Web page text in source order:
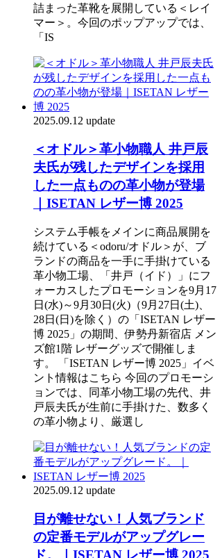
詰まった革靴を展開している＜レイ
マー＞。今回のポップアップでは、
「IS
2025.09.12 update
＜オドル＞革小物職人 井戸辰
夫氏が残したデザインを採用
した一点ものの革小物が登場
｜ISETAN レザー博 2025
システム手帳をメインに商品展開を
続けている＜odoru/オドル＞が、ブ
ランドの商品を一手に手掛けている
革小物工場、「井戸（イド）」にフ
ォーカスしたプロモーションを9月17
日(水)～9月30日(火)（9月27日(土)、
28日(日)を除く）の「ISETAN レザー
博 2025」の期間、伊勢丹新宿店 メン
ズ館1階 レザーグッズで開催しま
す。 「ISETAN レザー博 2025」イベ
ント情報はこちら 今回のプロモーシ
ョンでは、同革小物工場の先代、井
戸辰夫氏が生前に手掛けた、数多く
の革小物より、厳選し
2025.09.12 update
目が離せない！人気ブランド
の定番モデルがアップグレー
ド。｜ISETAN レザー博 2025